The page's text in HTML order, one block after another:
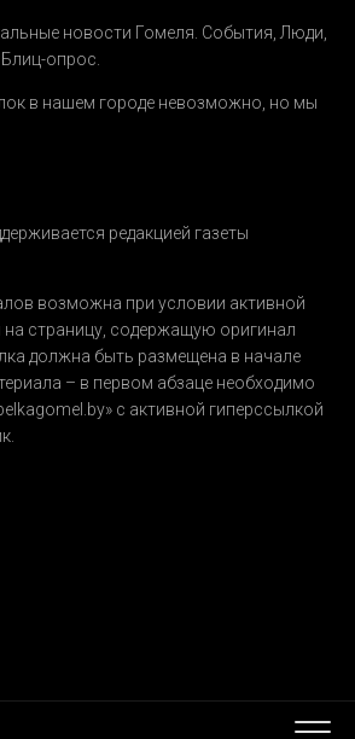
новости Гомеля. События Люди
Блиц-опрос
в нашем городе невозможно, но мы
редакцией газеты
возможна при условии активной
страницу, содержащую оригинал
должна быть размещена в начале
– в первом абзаце необходимо
с активной гиперссылкой